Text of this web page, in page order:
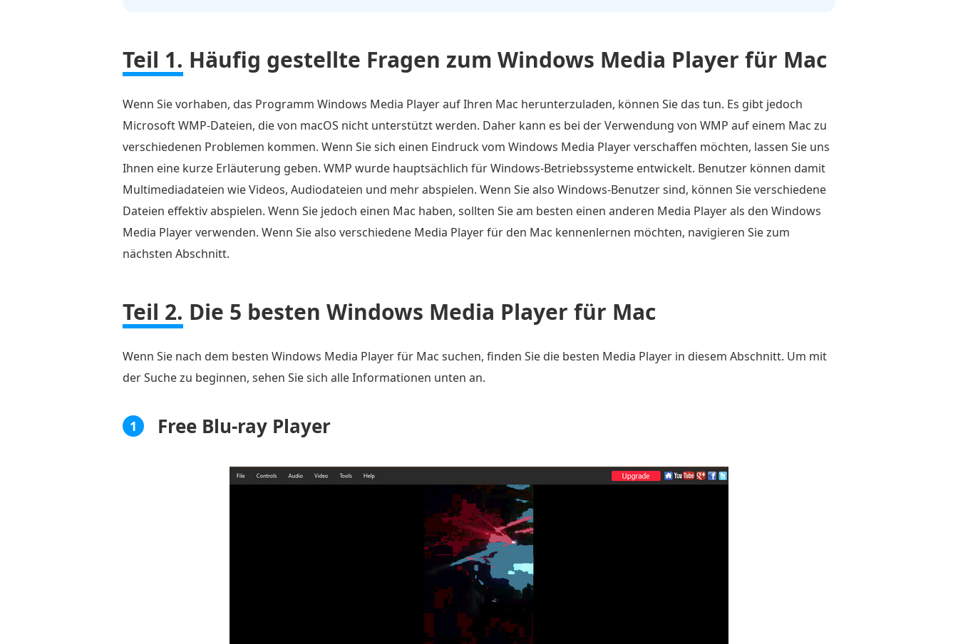
Teil 1. Häufig gestellte Fragen zum Windows Media Player für Mac
Wenn Sie vorhaben, das Programm Windows Media Player auf Ihren Mac herunterzuladen, können Sie das tun. Es gibt jedoch
Microsoft WMP-Dateien, die von macOS nicht unterstützt werden. Daher kann es bei der Verwendung von WMP auf einem Mac zu
verschiedenen Problemen kommen. Wenn Sie sich einen Eindruck vom Windows Media Player verschaffen möchten, lassen Sie uns
Ihnen eine kurze Erläuterung geben. WMP wurde hauptsächlich für Windows-Betriebssysteme entwickelt. Benutzer können damit
Multimediadateien wie Videos, Audiodateien und mehr abspielen. Wenn Sie also Windows-Benutzer sind, können Sie verschiedene
Dateien effektiv abspielen. Wenn Sie jedoch einen Mac haben, sollten Sie am besten einen anderen Media Player als den Windows
Media Player verwenden. Wenn Sie also verschiedene Media Player für den Mac kennenlernen möchten, navigieren Sie zum
nächsten Abschnitt.
Teil 2. Die 5 besten Windows Media Player für Mac
Wenn Sie nach dem besten Windows Media Player für Mac suchen, finden Sie die besten Media Player in diesem Abschnitt. Um mit
der Suche zu beginnen, sehen Sie sich alle Informationen unten an.
1 Free Blu-ray Player